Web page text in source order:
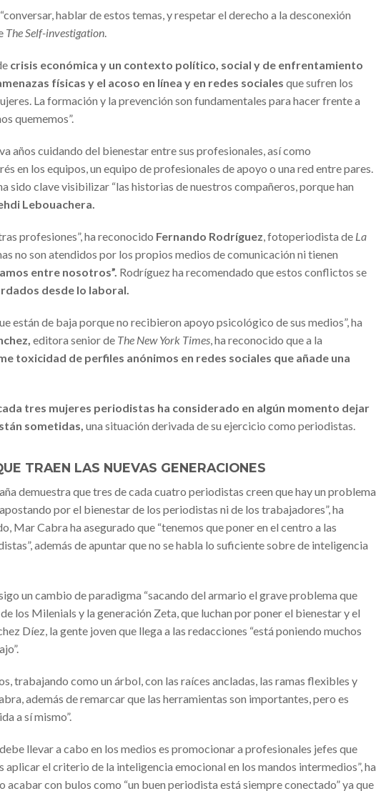
hablar de estos temas, y respetar el derecho a la desconexión
The Self-investigation
crisis económica y un contexto político, social y de enfrentamiento
físicas y el acoso en línea y en redes sociales que sufren los
La formación y la prevención son fundamentales para hacer frente a
quememos”.
años cuidando del bienestar entre sus profesionales, así como
en los equipos, un equipo de profesionales de apoyo o una red entre pares.
sido clave visibilizar “las historias de nuestros compañeros, porque han
Lebouachera.
profesiones”, ha reconocido Fernando Rodríguez , fotoperiodista de La
no son atendidos por los propios medios de comunicación ni tienen
entre nosotros”. Rodríguez ha recomendado que estos conflictos se
desde lo laboral.
están de baja porque no recibieron apoyo psicológico de sus medios”, ha
editora senior de The New York Times , ha reconocido que a la
toxicidad de perfiles anónimos en redes sociales que añade una
tres mujeres periodistas ha considerado en algún momento dejar
sometidas, una situación derivada de su ejercicio como periodistas.
TRAEN LAS NUEVAS GENERACIONES
demuestra que tres de cada cuatro periodistas creen que hay un problema
por el bienestar de los periodistas ni de los trabajadores”, ha
Mar Cabra ha asegurado que “tenemos que poner en el centro a las
además de apuntar que no se habla lo suficiente sobre de inteligencia
un cambio de paradigma “sacando del armario el grave problema que
los Milenials y la generación Zeta, que luchan por poner el bienestar y el
Díez, la gente joven que llega a las redacciones “está poniendo muchos
trabajando como un árbol, con las raíces ancladas, las ramas flexibles y
además de remarcar que las herramientas son importantes, pero es
a sí mismo”.
llevar a cabo en los medios es promocionar a profesionales jefes que
aplicar el criterio de la inteligencia emocional en los mandos intermedios”, ha
acabar con bulos como “un buen periodista está siempre conectado” ya que